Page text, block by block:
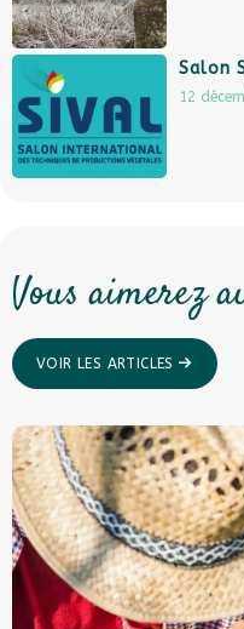
Salon
12
Vous aimerez
VOIR LES ARTICLES